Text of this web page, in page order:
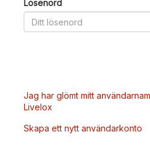
Lösenord
Jag har glömt mitt
Livelox
Skapa ett nytt användarkonto